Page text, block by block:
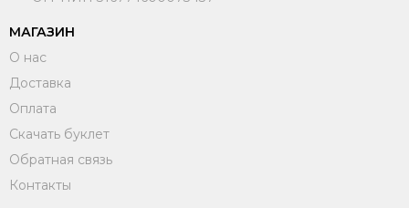
МАГАЗИН
О нас
Доставка
Оплата
Скачать буклет
Обратная связь
Контакты